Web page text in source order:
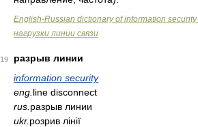
English-Russian dictionary of information security
нагрузки линии связи
19
разрыв линии
information security
eng. line disconnect
rus. разрыв линии
ukr. розрив лінії